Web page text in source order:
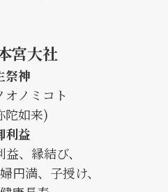
宮大社
祭神
ノミコト
陀如来)
利益
、縁結び、
円満、子授け、